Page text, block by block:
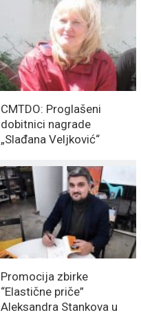
CMTDO: Proglašeni
dobitnici nagrade
„Slađana Veljković“
Promocija zbirke
“Elastične priče”
Aleksandra Stankova u